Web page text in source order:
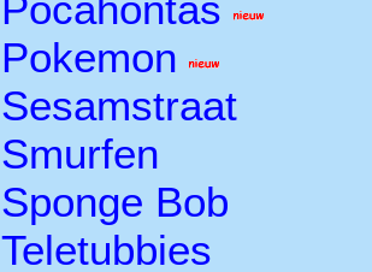
Pocahontas
Pokemon
Sesamstraat
Smurfen
Sponge Bob
Teletubbies